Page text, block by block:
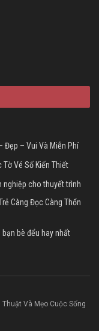
Đẹp – Vui Và Miễn Phí
Tờ Vé Số Kiến Thiết
nghiệp cho thuyết trình
Càng Đọc Càng Thổn
bè đểu hay nhất
Thuật Và Mẹo Cuộc Sống